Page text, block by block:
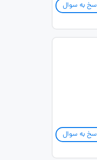
به سوال
به سوال